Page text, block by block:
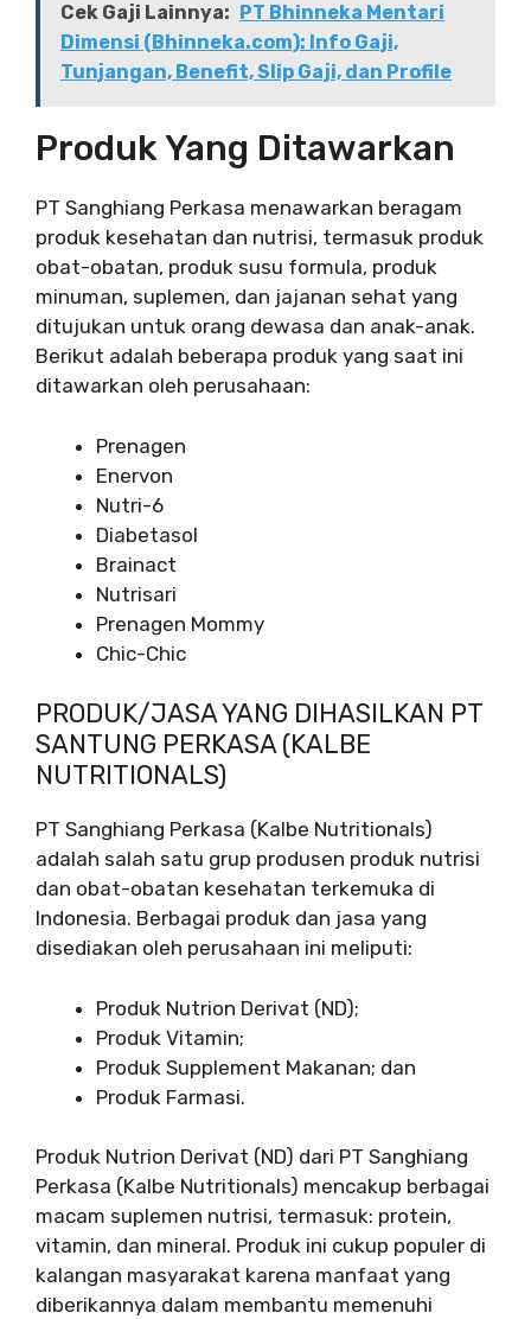
Cek Gaji Lainnya:
PT Bhinneka Mentari
Dimensi (Bhinneka.com): Info Gaji,
Tunjangan, Benefit, Slip Gaji, dan Profile
Produk Yang Ditawarkan
PT Sanghiang Perkasa menawarkan beragam
produk kesehatan dan nutrisi, termasuk produk
obat-obatan, produk susu formula, produk
minuman, suplemen, dan jajanan sehat yang
ditujukan untuk orang dewasa dan anak-anak.
Berikut adalah beberapa produk yang saat ini
ditawarkan oleh perusahaan:
Prenagen
Enervon
Nutri-6
Diabetasol
Brainact
Nutrisari
Prenagen Mommy
Chic-Chic
PRODUK/JASA YANG DIHASILKAN PT
SANTUNG PERKASA (KALBE
NUTRITIONALS)
PT Sanghiang Perkasa (Kalbe Nutritionals)
adalah salah satu grup produsen produk nutrisi
dan obat-obatan kesehatan terkemuka di
Indonesia. Berbagai produk dan jasa yang
disediakan oleh perusahaan ini meliputi:
Produk Nutrion Derivat (ND);
Produk Vitamin;
Produk Supplement Makanan; dan
Produk Farmasi.
Produk Nutrion Derivat (ND) dari PT Sanghiang
Perkasa (Kalbe Nutritionals) mencakup berbagai
macam suplemen nutrisi, termasuk: protein,
vitamin, dan mineral. Produk ini cukup populer di
kalangan masyarakat karena manfaat yang
diberikannya dalam membantu memenuhi